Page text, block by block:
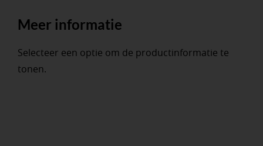
Meer informatie
Selecteer een optie om de productinformatie te
tonen.